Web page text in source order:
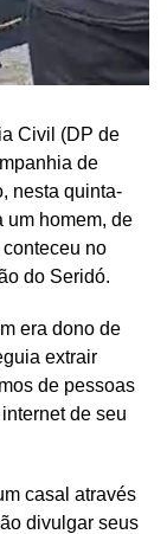
Civil (DP de
de
nesta quinta-
um homem, de
no
do Seridó.
era dono de
extrair
de pessoas
de seu
casal através
divulgar seus